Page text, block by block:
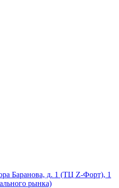
Баранова, д. 1 (ТЦ Z-Форт), 1
рынка)